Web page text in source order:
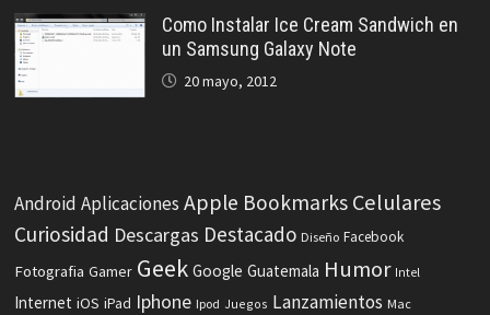
Como Instalar Ice Cream Sandwich en
un Samsung Galaxy Note
20 mayo, 2012
Android Aplicaciones Apple Bookmarks Celulares
Curiosidad Descargas Destacado Diseño Facebook
Fotografia Gamer Geek Google Guatemala Humor Intel
Internet iOS iPad Iphone Ipod Juegos Lanzamientos Mac